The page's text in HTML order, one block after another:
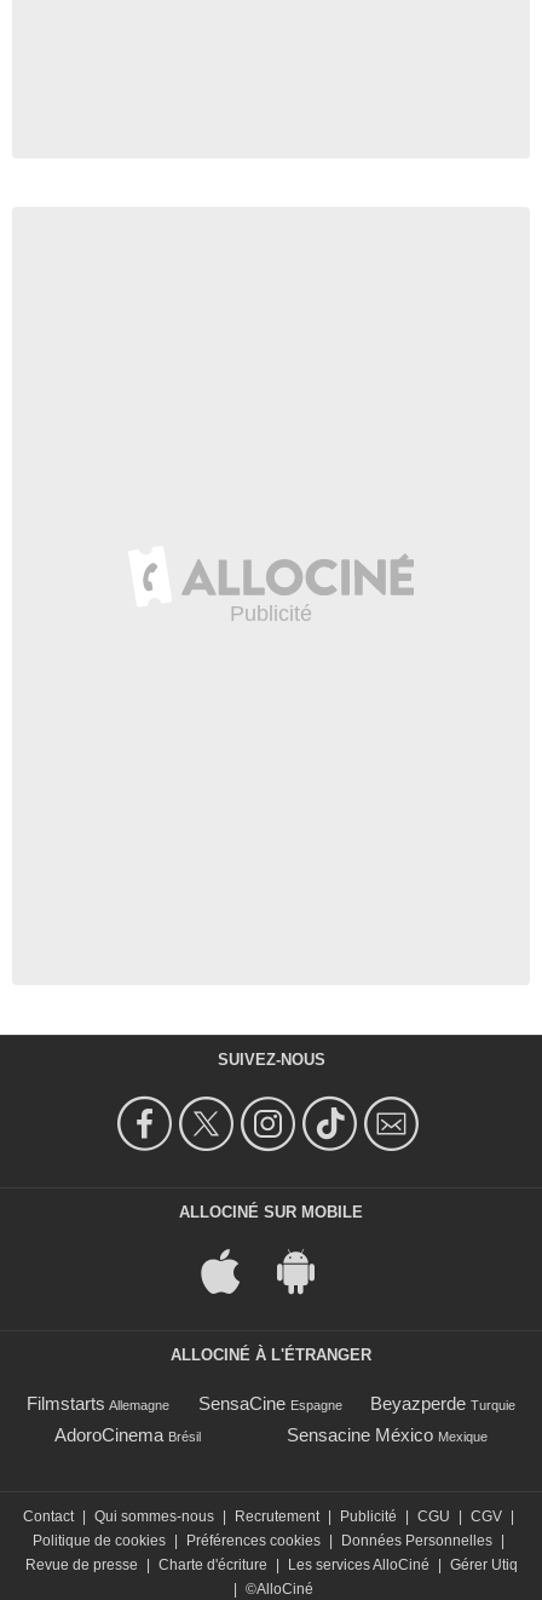
SUIVEZ-NOUS
ALLOCINÉ SUR MOBILE
ALLOCINÉ À L'ÉTRANGER
Filmstarts Allemagne SensaCine Espagne Beyazperde Turquie
AdoroCinema Brésil Sensacine México Mexique
Contact Qui sommes-nous Recrutement Publicité CGU CGV
Politique de cookies
Préférences cookies Données Personnelles
Revue de presse
Charte d'écriture Les services AlloCiné
Gérer Utiq
©AlloCiné